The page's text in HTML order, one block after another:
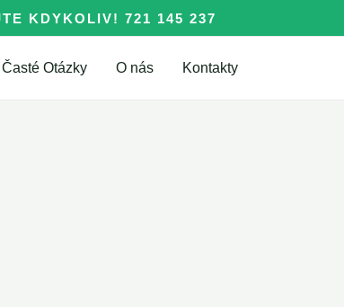
KDYKOLIV! 721 145 237
Časté Otázky O nás Kontakty